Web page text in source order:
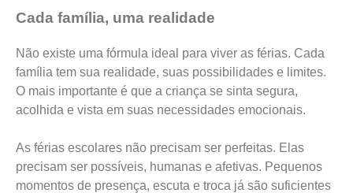
Cada família, uma realidade
Não existe uma fórmula ideal para viver as férias. Cada
família tem sua realidade, suas possibilidades e limites.
O mais importante é que a criança se sinta segura,
acolhida e vista em suas necessidades emocionais.
As férias escolares não precisam ser perfeitas. Elas
precisam ser possíveis, humanas e afetivas. Pequenos
momentos de presença, escuta e troca já são suficientes